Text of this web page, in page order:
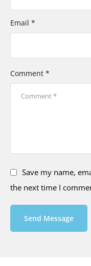
Comment *
Email *
Save my name,
the next time I
Send Message